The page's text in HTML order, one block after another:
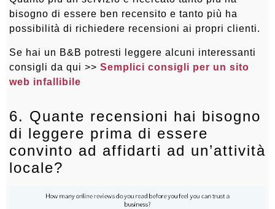
bisogno di essere ben recensito e tanto più ha
possibilità di richiedere recensioni ai propri clienti.
Se hai un B&B potresti leggere alcuni interessanti
consigli da qui >> Semplici consigli per un sito
web infallibile
6. Quante recensioni hai bisogno
di leggere prima di essere
convinto ad affidarti ad un’attività
locale?